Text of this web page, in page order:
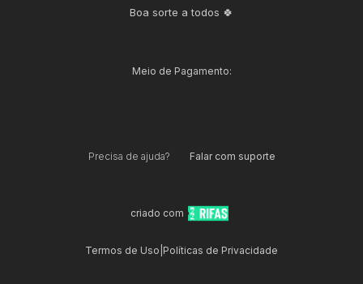
Boa sorte a todos 🍀
Meio de Pagamento:
Precisa de ajuda? Falar com suporte
criado com
Termos de Uso Políticas de Privacidade